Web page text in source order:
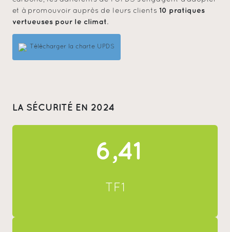
et à promouvoir auprès de leurs clients 10 pratiques
vertueuses pour le climat.
Télécharger la charte UPDS
LA SÉCURITÉ EN 2024
6,41
TF1